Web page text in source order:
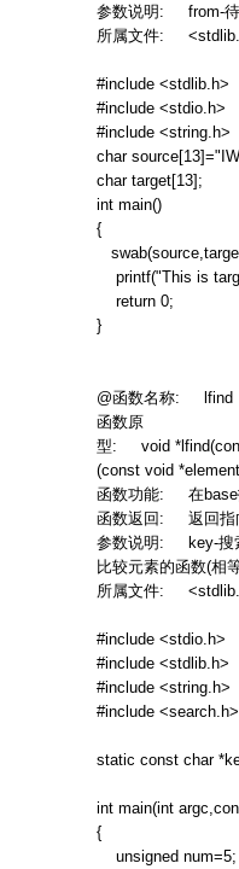
参数说明: from-
所属文件:
#include <stdlib.h>
#include <stdio.h>
#include <string.h>
char
char target[13];
int main()
{
printf("This is
return 0;
}
@函数名称: lfind
函数原
型: void
(const void
函数功能: 在base
函数返回: 返回指
参数说明: key-搜
比较元素的函数(相
所属文件:
#include <stdio.h>
#include <stdlib.h>
#include <string.h>
#include <search.h>
static const char
int main(int
{
unsigned num=5;